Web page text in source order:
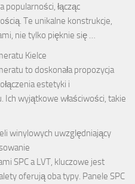
popularności, łącząc
Te unikalne konstrukcje,
nie tylko pięknie się …
Kielce
to doskonała propozycja
estetyki i
wyjątkowe właściwości, takie
winylowych uwzględniający
SPC a LVT, kluczowe jest
oferują oba typy. Panele SPC